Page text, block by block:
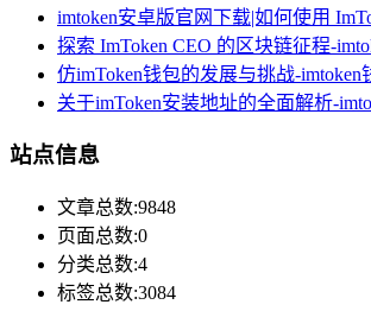
imtoken安卓版官网下载|如何使用
探索 ImToken CEO 的区块链征程-
仿imToken钱包的发展与挑战-imtoken
关于imToken安装地址的全面解析-
站点信息
文章总数:9848
页面总数:0
分类总数:4
标签总数:3084